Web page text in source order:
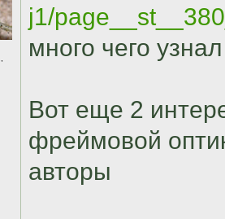
j1/
много чего
Вот еще 2
фреймовой
авторы